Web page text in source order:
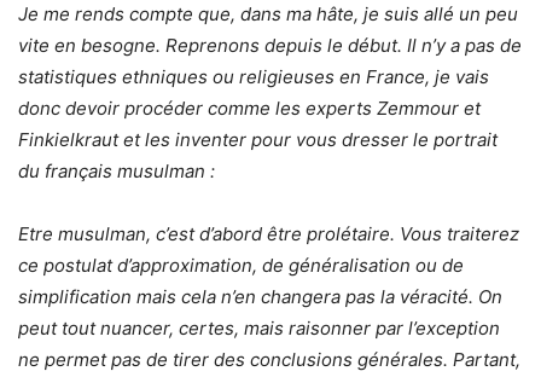
Je me rends compte que, dans ma hâte, je suis allé un peu
vite en besogne. Reprenons depuis le début. Il n’y a pas de
statistiques ethniques ou religieuses en France, je vais
donc devoir procéder comme les experts Zemmour et
Finkielkraut et les inventer pour vous dresser le portrait
du français musulman :
Etre musulman, c’est d’abord être prolétaire. Vous traiterez
ce postulat d’approximation, de généralisation ou de
simplification mais cela n’en changera pas la véracité. On
peut tout nuancer, certes, mais raisonner par l’exception
ne permet pas de tirer des conclusions générales. Partant,